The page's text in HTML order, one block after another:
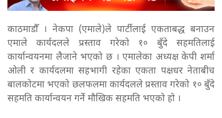
काठमाडौँ । नेकपा (एमाले)ले पार्टीलाई एकताबद्ध बनाउन
एमाले कार्यदलले प्रस्ताव गरेको १० बुँदे सहमतिलाई
कार्यान्वयनमा लैजाने भएको छ । एमालेका अध्यक्ष केपी शर्मा
ओली र कार्यदलमा सहभागी रहेका एकता पक्षधर नेताबीच
बालकोटमा भएको छलफलमा कार्यदलले प्रस्ताव गरेको १० बुँदे
सहमति कार्यान्वयन गर्ने मौखिक सहमति भएको हो ।